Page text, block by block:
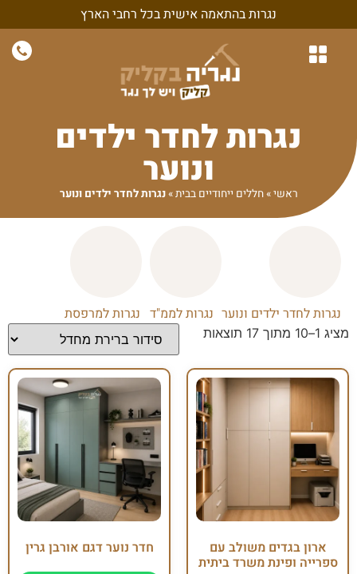
נגרות בהתאמה אישית בכל רחבי הארץ
נגרות לחדר ילדים
ונוער
ראשי»חללים ייחודיים בבית»נגרות לחדר ילדים ונוער
נגרות לחדר ילדים ונוער נגרות לממ"ד נגרות למרפסת
מציג 1–10 מתוך 17 תוצאות
ארון בגדים משולב עם
ספרייה ופינת משרד ביתית
חדר נוער דגם אורבן גרין